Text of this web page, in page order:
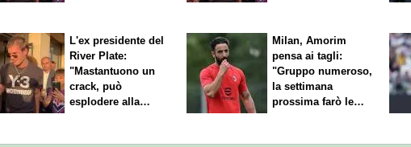
L'ex presidente del
River Plate:
"Mastantuono un
crack, può
esplodere alla
Milan, Amorim
pensa ai tagli:
"Gruppo numeroso,
la settimana
prossima farò le